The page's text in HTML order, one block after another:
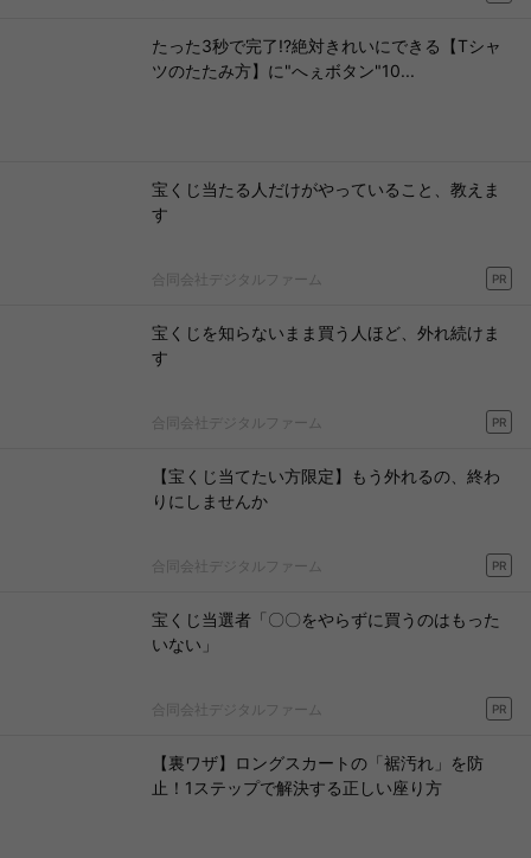
たった3秒で完了!?絶対きれいにできる【Tシャ
ツのたたみ方】に"へぇボタン"10...
宝くじ当たる人だけがやっていること、教えま
す
合同会社デジタルファーム PR
宝くじを知らないまま買う人ほど、外れ続けま
す
合同会社デジタルファーム PR
【宝くじ当てたい方限定】もう外れるの、終わ
りにしませんか
合同会社デジタルファーム PR
宝くじ当選者「〇〇をやらずに買うのはもった
いない」
合同会社デジタルファーム PR
【裏ワザ】ロングスカートの「裾汚れ」を防
止！1ステップで解決する正しい座り方